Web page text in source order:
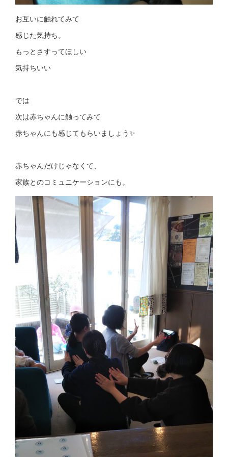
お互いに触れてみて
感じた気持ち。
もっとさすってほしい
気持ちいい
では
次は赤ちゃんに触ってみて
赤ちゃんにも感じてもらいましょう✨
赤ちゃんだけじゃなくて、
家族とのコミュニケーションにも。